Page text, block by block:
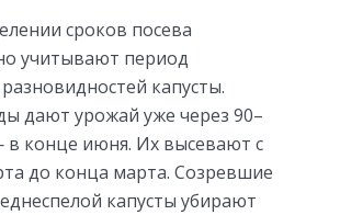
сроков посева
учитывают период
капусты.
дают урожай уже через 90–
в конце июня. Их высевают с
до конца марта. Созревшие
капусты убирают